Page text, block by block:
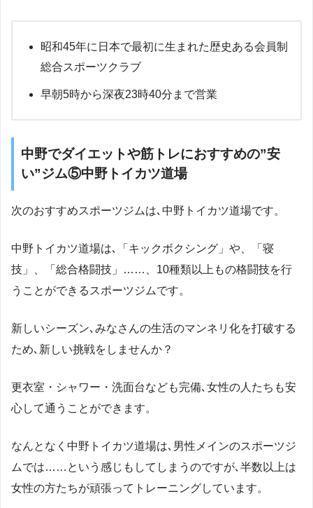
昭和45年に日本で最初に生まれた歴史ある会員制
総合スポーツクラブ
早朝5時から深夜23時40分まで営業
中野でダイエットや筋トレにおすすめの”安
い”ジム⑤中野トイカツ道場
次のおすすめスポーツジムは､中野トイカツ道場です。
中野トイカツ道場は､「キックボクシング」や、「寝
技」、「総合格闘技」……、10種類以上もの格闘技を行
うことができるスポーツジムです。
新しいシーズン､みなさんの生活のマンネリ化を打破する
ため､新しい挑戦をしませんか？
更衣室・シャワー・洗面台なども完備､女性の人たちも安
心して通うことができます。
なんとなく中野トイカツ道場は､男性メインのスポーツジ
ムでは……という感じもしてしまうのですが､半数以上は
女性の方たちが頑張ってトレーニングしています。